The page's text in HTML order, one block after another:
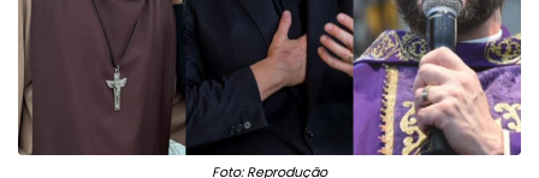
Foto: Reprodução